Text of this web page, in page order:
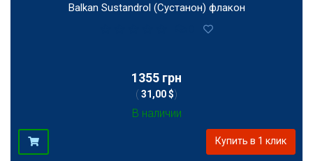
Balkan Sustandrol (Сустанон) флакон
1355 грн
( 31,00 $)
В наличии
Купить в 1 клик